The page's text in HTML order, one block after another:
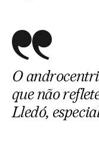
O
que não
Lledó,